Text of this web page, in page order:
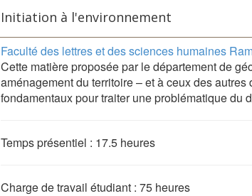
Initiation à l'environnement
Faculté des lettres et des sciences humaines
Cette matière proposée par le département de
aménagement du territoire – et à ceux des
fondamentaux pour traiter une problématique du
Temps présentiel : 17.5 heures
Charge de travail étudiant : 75 heures